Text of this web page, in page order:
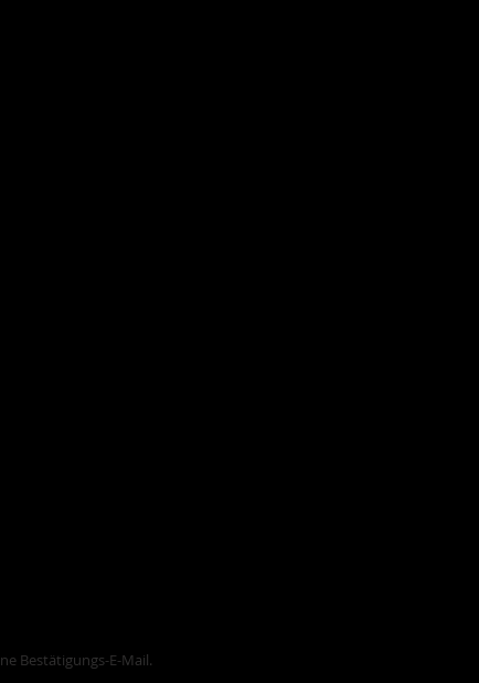
Bestätigungs-E-Mail.